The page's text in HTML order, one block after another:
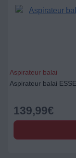
Aspirateur balai
Aspirateur balai
139,99€